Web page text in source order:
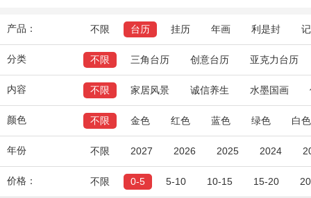
产品： 不限 台历 挂历 年画 利是封
分类 不限 三角台历 创意台历 亚克力台历
内容 不限 家居风景 诚信养生 水墨国画
颜色 不限 金色 红色 蓝色 绿色 白色
年份 不限 2027 2026 2025 2024
价格： 不限 0-5 5-10 10-15 15-20